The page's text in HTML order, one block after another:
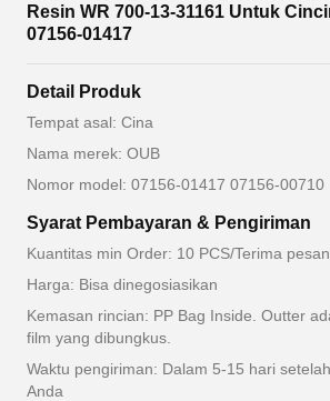
Resin WR 700-13-31161 Untuk
07156-01417
Detail Produk
Tempat asal: Cina
Nama merek: OUB
Nomor model: 07156-01417 07156-00710
Syarat Pembayaran & Pengiriman
Kuantitas min Order: 10 PCS/Terima
Harga: Bisa dinegosiasikan
Kemasan rincian: PP Bag Inside. Outter
film yang dibungkus.
Waktu pengiriman: Dalam 5-15 hari
Anda